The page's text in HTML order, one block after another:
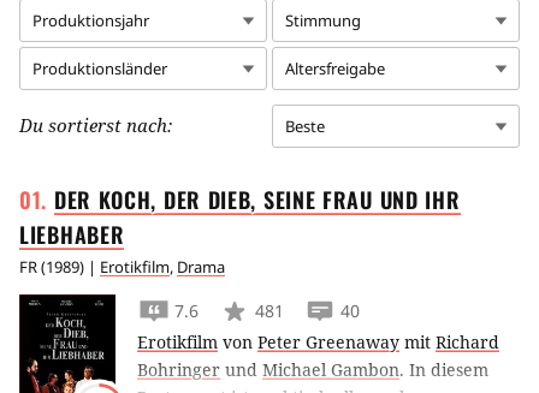
Produktionsjahr Stimmung
Produktionsländer Altersfreigabe
Du sortierst nach: Beste
DER KOCH, DER DIEB, SEINE FRAU UND IHR
LIEBHABER
FR(1989) | Erotikfilm, Drama
7.6 481
40
Erotikfilm von Peter Greenaway mit Richard
Bohringer und Michael Gambon. In diesem